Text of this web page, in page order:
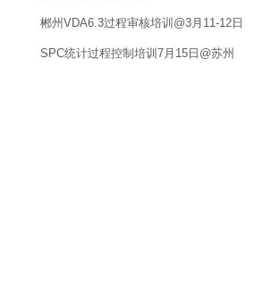
郴州VDA6.3过程审核培训@3月11-12日
SPC统计过程控制培训7月15日@苏州